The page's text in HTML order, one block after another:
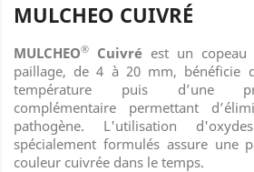
MULCHEO CUIVRÉ
MULCHEO® Cuivré est un copeau
paillage, de 4 à 20 mm, bénéficie
température puis d’une
complémentaire permettant
pathogène. L'utilisation
spécialement formulés assure une
couleur cuivrée dans le temps.